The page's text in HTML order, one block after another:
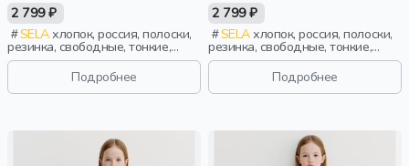
2 799 ₽
SELAхлопок, россия, полоски,
резинка, свободные, тонкие,
клеш, эластичные, девочки,
старшеклассники, дети
Подробнее
2 799 ₽
SELAхлопок, россия, полоски,
резинка, свободные, тонкие,
клеш, эластичные, девочки,
старшеклассники, дети
Подробнее